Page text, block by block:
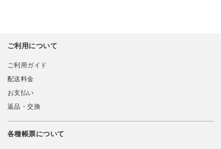
ご利用について
ご利用ガイド
配送料金
お支払い
返品・交換
各種帳票について